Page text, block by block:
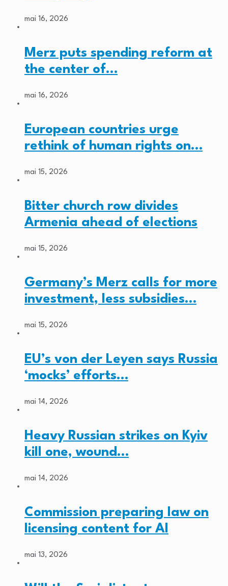
mai 16, 2026
Merz puts spending reform at
the center of…
mai 16, 2026
European countries urge
rethink of human rights on…
mai 15, 2026
Bitter church row divides
Armenia ahead of elections
mai 15, 2026
Germany’s Merz calls for more
investment, less subsidies…
mai 15, 2026
EU’s von der Leyen says Russia
‘mocks’ efforts…
mai 14, 2026
Heavy Russian strikes on Kyiv
kill one, wound…
mai 14, 2026
Commission preparing law on
licensing content for AI
mai 13, 2026